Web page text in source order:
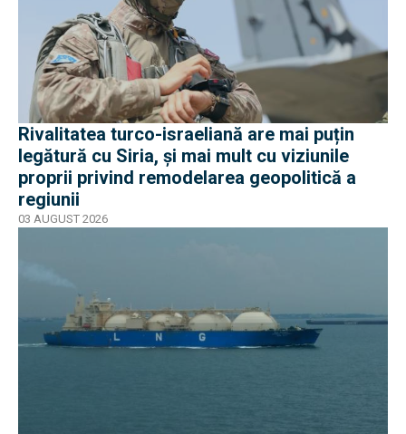
Rivalitatea turco-israeliană are mai puțin
legătură cu Siria, și mai mult cu viziunile
proprii privind remodelarea geopolitică a
regiunii
03 AUGUST 2026